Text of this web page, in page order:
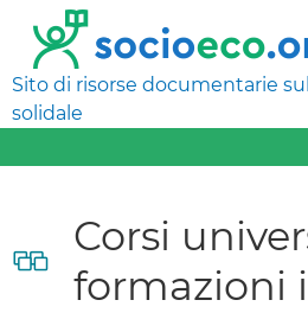
Sito di risorse documentarie
solidale
Corsi
formazioni